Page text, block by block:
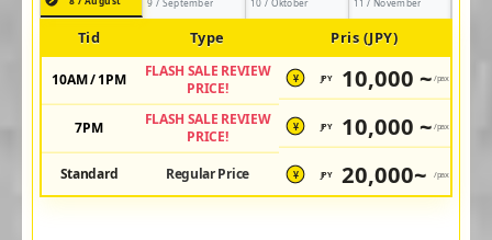
9 / September 10 / Oktober 11 / November
Tid Type Pris (JPY)
10AM / 1PM
FLASH SALE REVIEW
PRICE!
¥ JPY 10,000 ~ /pax
7PM
FLASH SALE REVIEW
PRICE!
¥ JPY 10,000 ~ /pax
Standard Regular Price ¥ JPY 20,000~ /pax